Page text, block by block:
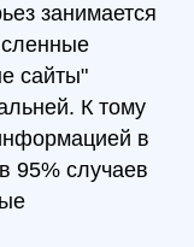
занимается
сайты"
К тому
в
95% случаев